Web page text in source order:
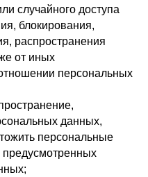
случайного доступа
блокирования,
распространения
от иных
персональных
данных,
персональные
предусмотренных